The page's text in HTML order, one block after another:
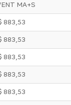
MA+S
883,53
883,53
883,53
883,53
883,53